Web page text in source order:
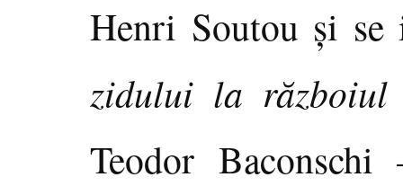
Henri Soutou şi
zidului la războiul
Teodor